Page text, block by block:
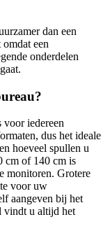
dan een
een
onderdelen
voor iedereen
dus het ideale
hoeveel spullen u
cm of 140 cm is
monitoren. Grotere
voor uw
aangeven bij het
vindt u altijd het